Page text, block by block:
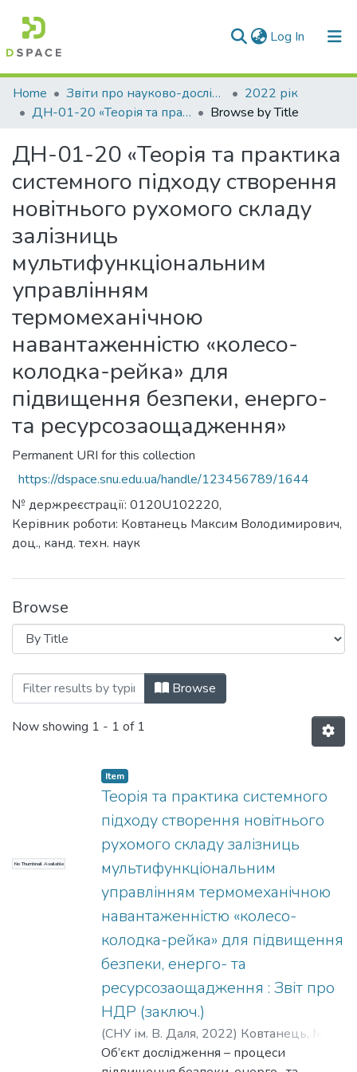
Log In (current)
Communities & Collections
All of DSpace
Home Звіти про науково-дослідну роботу за держбюджетним фінансуванням
2022 рік
ДН-01-20 «Теорія та практика системного підходу створення новітнього рухомого складу залізниць мультифункціональним управлінням термомеханічною навантаженністю «колесо-колодка-рейка» для підвищення безпеки, енерго- та ресурсозаощадження»
Browse by Title
ДН-01-20 «Теорія та практика
системного підходу створення
новітнього рухомого складу
залізниць
мультифункціональним
управлінням
термомеханічною
навантаженністю «колесо-
колодка-рейка» для
підвищення безпеки, енерго-
та ресурсозаощадження»
Permanent URI for this collection
https://dspace.snu.edu.ua/handle/123456789/1644
№ держреєстрації: 0120U102220,
Керівник роботи: Ковтанець Максим Володимирович,
доц., канд. техн. наук
Browse
Browsing ДН-01-20 «Теорія та
Browse
Now showing 1 - 1 of 1
No Thumbnail Available
Item
Теорія та практика системного
підходу створення новітнього
рухомого складу залізниць
мультифункціональним
управлінням термомеханічною
навантаженністю «колесо-
колодка-рейка» для підвищення
безпеки, енерго- та
ресурсозаощадження : Звіт про
НДР (заключ.)
(СНУ ім. В. Даля, 2022) Ковтанець, М. В.
Горбунов, М. І.;Фомін, О. В.;Дьомін, Р.
Об’єкт дослідження – процеси